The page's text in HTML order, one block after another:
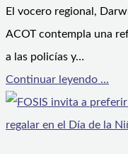
El vocero regional,
ACOT contempla una
a las policías y…
Continuar leyendo ...